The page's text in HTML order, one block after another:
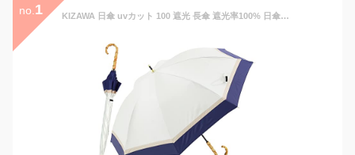
no. 1 KIZAWA 日傘 uvカット 100 遮光 長傘 遮光率100% 日傘兼用雨傘 レディース 軽量 遮蔽率100% おしゃれ 女性 晴雨兼用 5級撥水 完全遮光 遮熱 丈夫 可愛い 耐風 大きい スポーツ観戦用 母の日のプレゼント 敬老の日 ギフト 誕生日プレゼント 女の子 20代 30代 40代 8本骨 7本骨 バンブー ラタン クリア 持ち手